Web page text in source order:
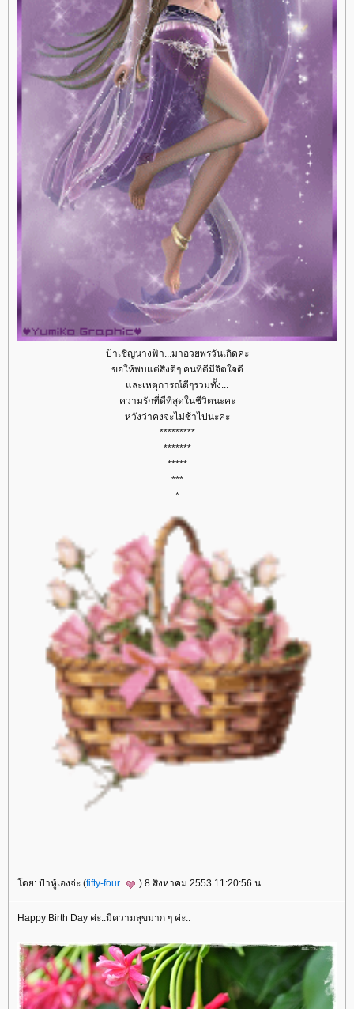
ป้าเชิญนางฟ้า...มาอวยพรวันเกิดค่ะ
ขอให้พบแต่สิ่งดีๆ คนที่ดีมีจิตใจดี
ละเหตุการณ์ดีๆรวมทั้ง...
ความรักที่ดีที่สุดในชีวิตนะคะ
หวังว่าคงจะไม่ช้าไปนะคะ
*********
*******
*****
***
*
ดย: ป้าหู้เองจ่ะ (fifty-four ) 8 สิงหาคม 2553 11:20:56 น.
Happy Birth Day ค่ะ..มีความสุขมาก ๆ ค่ะ..